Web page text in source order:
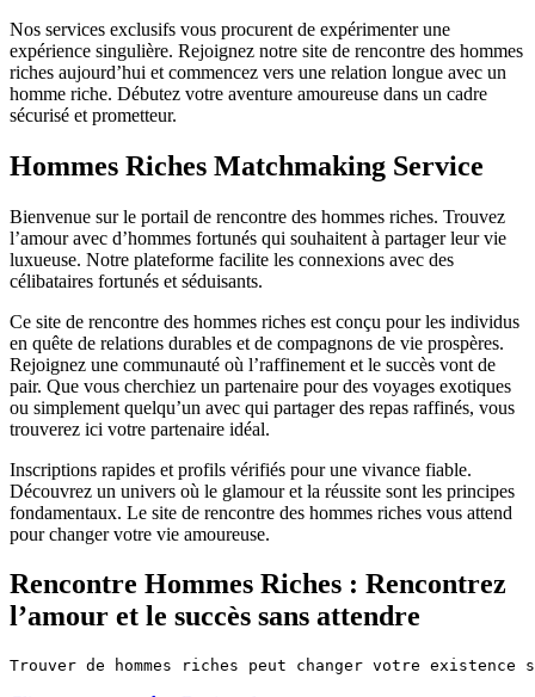
Nos services exclusifs vous procurent de expérimenter une
expérience singulière. Rejoignez notre site de rencontre des hommes
riches aujourd’hui et commencez vers une relation longue avec un
homme riche. Débutez votre aventure amoureuse dans un cadre
sécurisé et prometteur.
Hommes Riches Matchmaking Service
Bienvenue sur le portail de rencontre des hommes riches. Trouvez
l’amour avec d’hommes fortunés qui souhaitent à partager leur vie
luxueuse. Notre plateforme facilite les connexions avec des
célibataires fortunés et séduisants.
Ce site de rencontre des hommes riches est conçu pour les individus
en quête de relations durables et de compagnons de vie prospères.
Rejoignez une communauté où l’raffinement et le succès vont de
pair. Que vous cherchiez un partenaire pour des voyages exotiques
ou simplement quelqu’un avec qui partager des repas raffinés, vous
trouverez ici votre partenaire idéal.
Inscriptions rapides et profils vérifiés pour une vivance fiable.
Découvrez un univers où le glamour et la réussite sont les principes
fondamentaux. Le site de rencontre des hommes riches vous attend
pour changer votre vie amoureuse.
Rencontre Hommes Riches : Rencontrez
l’amour et le succès sans attendre